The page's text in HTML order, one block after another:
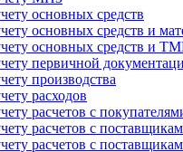
основных средств
основных средств и
основных средств и
первичной
производства
расходов
расчетов с
расчетов с
расчетов с